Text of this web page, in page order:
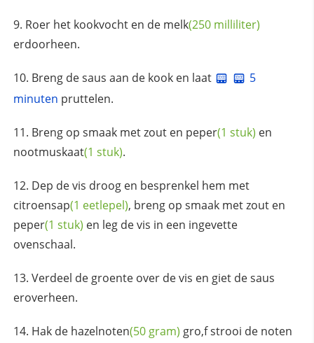
Roer het kookvocht en de melk(250 milliliter)
erdoorheen.
Breng de saus aan de kook en laat
5
minuten pruttelen.
Breng op smaak metzout en peper(1 stuk) en
nootmuskaat(1 stuk).
Dep de vis droog en besprenkel hem met
citroensap(1 eetlepel), breng op smaak metzout en
peper(1 stuk) en leg de vis in een ingevette
ovenschaal.
Verdeel de groente over de vis en giet de saus
eroverheen.
Hak de hazelnoten(50 gram) gro,f strooi de noten